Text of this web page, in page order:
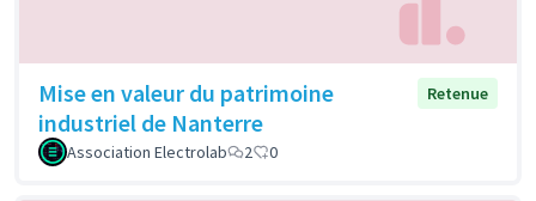
Mise en valeur du patrimoine
industriel de Nanterre
Retenue
Association Electrolab 2 0